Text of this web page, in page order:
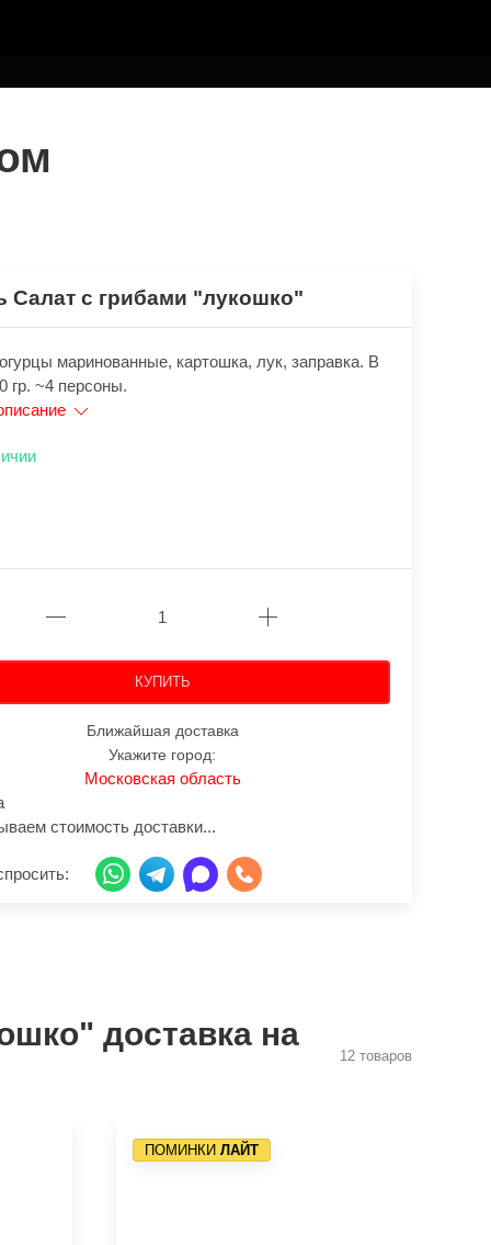
Салат с грибами "лукошко"
маринованные, картошка, лук, заправка. В
гр. ~4 персоны.
КУПИТЬ
Ближайшая доставка
Укажите город:
Московская область
стоимость доставки...
доставка на
12 товаров
ПОМИНКИ ЛАЙТ